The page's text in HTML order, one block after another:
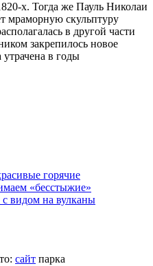
Тогда же Пауль Николаи
мраморную скульптуру
в другой части
закрепилось новое
утрачена в годы
горячие
«бесстыжие»
видом на вулканы
сайт парка